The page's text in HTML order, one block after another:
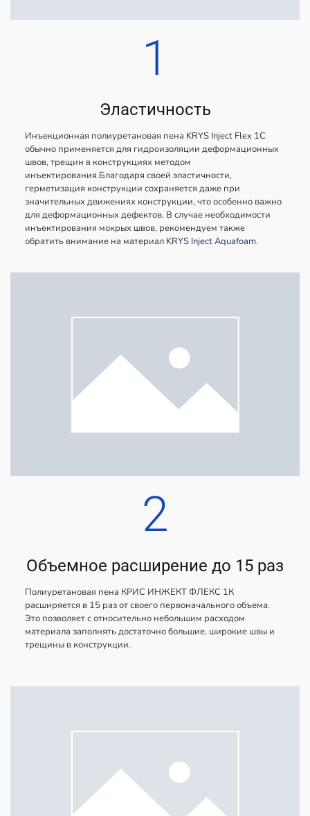
1
Эластичность
Инъекционная полиуретановая пена KRYS Inject Flex 1C
обычно применяется для гидроизоляции деформационных
швов, трещин в конструкциях методом
инъектирования.Благодаря своей эластичности,
герметизация конструкции сохраняется даже при
значительных движениях конструкции, что особенно важно
для деформационных дефектов. В случае необходимости
инъектирования мокрых швов, рекомендуем также
обратить внимание на материал KRYS Inject Aquafoam.
2
Объемное расширение до 15 раз
Полиуретановая пена КРИС ИНЖЕКТ ФЛЕКС 1К
расширяется в 15 раз от своего первоначального объема.
Это позволяет с относительно небольшим расходом
материала заполнять достаточно большие, широкие швы и
трещины в конструкции.